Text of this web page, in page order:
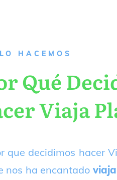
HACEMOS
Qué
Viaja
que decidimos hacer
nos ha encantado